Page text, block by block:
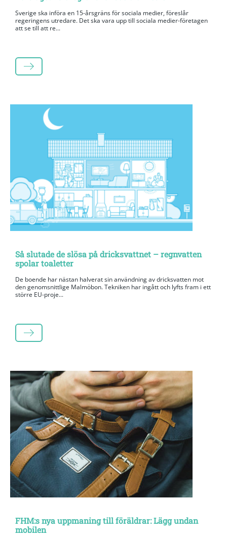
Sverige ska införa en 15-årsgräns för sociala medier, föreslår
regeringens utredare. Det ska vara upp till sociala medier-företagen
att se till att re...
LÄS MER
Så slutade de slösa på dricksvattnet – regnvatten
spolar toaletter
De boende har nästan halverat sin användning av dricksvatten mot
den genomsnittlige Malmöbon. Tekniken har ingått och lyfts fram i ett
större EU-proje...
LÄS MER
FHM:s nya uppmaning till föräldrar: Lägg undan
mobilen